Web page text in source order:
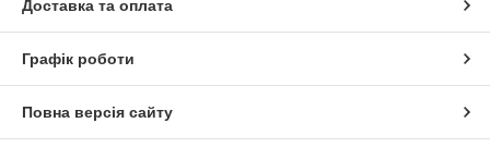
Доставка та оплата
Графік роботи
Повна версія сайту